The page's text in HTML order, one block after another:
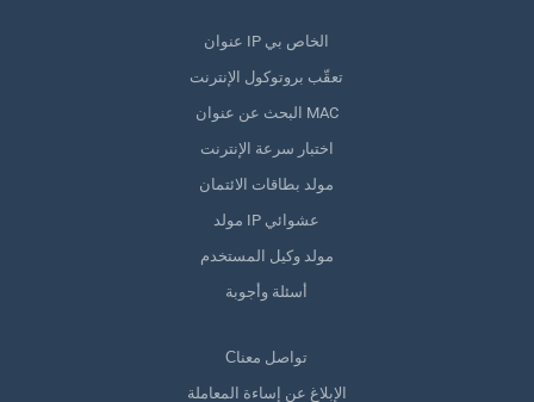
عنوان IP الخاص بي
تعقّب بروتوكول الإنترنت
البحث عن عنوان MAC
اختبار سرعة الإنترنت
مولد بطاقات الائتمان
مولد IP عشوائي
مولد وكيل المستخدم
أسئلة وأجوبة
Сتواصل معنا
الإبلاغ عن إساءة المعاملة